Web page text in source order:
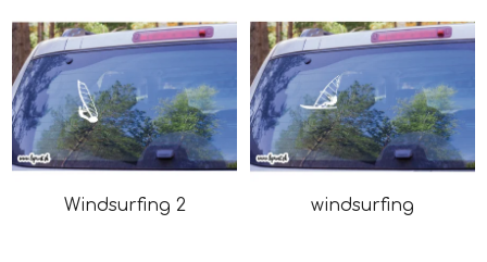
e
p
r
o
d
u
ý
p
i
s
p
Windsurfing 2 windsurfing